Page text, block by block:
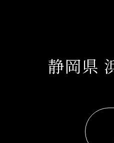
静岡県